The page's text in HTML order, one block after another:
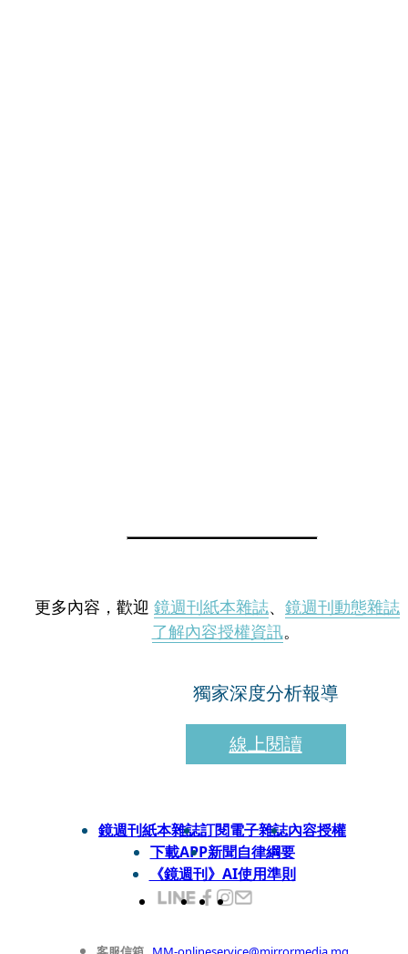
更多內容，歡迎 鏡週刊紙本雜誌、 鏡週刊動態雜誌
了解內容授權資訊。
獨家深度分析報導
線上閱讀
鏡週刊紙本雜誌訂閱電子雜誌內容授權
下載APP新聞自律綱要
《鏡週刊》AI使用準則